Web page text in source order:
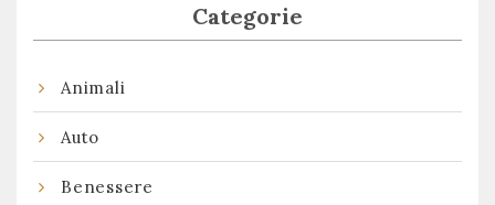
Categorie
Animali
Auto
Benessere